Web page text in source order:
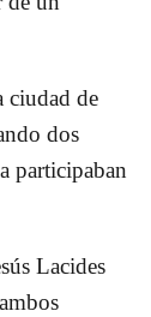
ciudad de
dos
participaban
Lacides